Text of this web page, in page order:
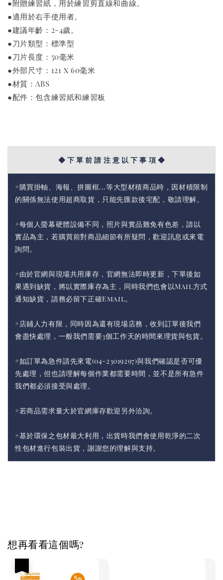
●附贈練習紙，用於練習剪直線和曲線。
●適用於右手使用者。
●建議年齡：2-4歲。
●刀片類型：標準型
●刀片長度：50毫米
●外部尺寸：121 x 60毫米
●材質：ABS
●配件：包含練習紙和練習板
◆ 下 單 前 請 注 意 以 下 事 項 ◆
+購買掛軸、海報、拼圖框...等大型材積商品時，因材積限制
的關係無法使用超商取貨，只能先匯款後宅配，敬請理解。
+每個人螢幕硬體設備不同，照片與實品難免有色差，請以
實品為主，若購買前對商品細節有所疑問，歡迎訊息或來電
詢問。
+由於官網與現場共用庫存，官網無法即時更新，下單後如
果遇到缺貨，將以實際庫存為主，同時我們也會以Mail方式
通知缺貨，請務必留下正確Email。
+店鋪人力有限，同時因為還有現場店務，收到訂單後我們
會盡快處理，一般我們需要3個工作天的時間來理貨與包貨。
+如訂單為急件請先來電(04-23019297)與我們確認是否可優
先處理，但也請理解每個作業都需要時間，並不是所有急件
我們都必須接受與處理。
+若商品需求量大於官網庫存歡迎另外洽詢。
+基於環保之包材最大利用，出貨時我們會使用乾淨的二次
性包材進行包裝出貨，謝謝您的理解與支持。
想再看看這個嗎?